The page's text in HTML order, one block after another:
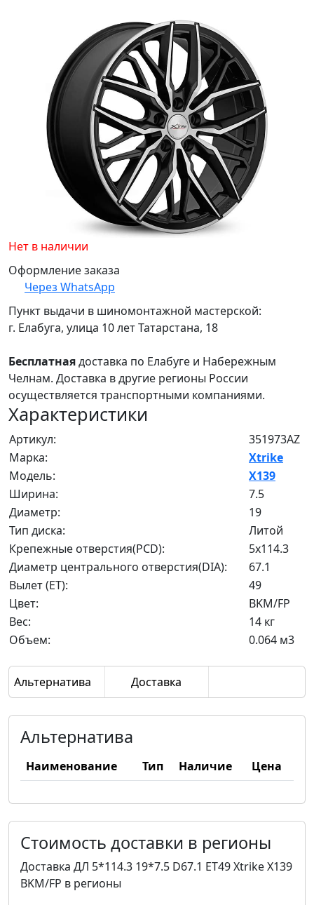
Нет в наличии
Оформление заказа
Через WhatsApp
Пункт выдачи в шиномонтажной мастерской:
г. Елабуга, улица 10 лет Татарстана, 18
Бесплатнаядоставка по Елабуге и Набережным
Челнам. Доставка в другие регионы России
осуществляется транспортными компаниями.
Характеристики
Артикул:
351973AZ
Марка:
Xtrike
Модель:
X139
Ширина:
7.5
Диаметр:
19
Тип диска:
Литой
Крепежные отверстия(PCD):
5x114.3
Диаметр центрального отверстия(DIA):
67.1
Вылет (ET):
49
Цвет:
BKM/FP
Вес:
14 кг
Объем:
0.064 м3
Альтернатива Доставка
Альтернатива
Наименование Тип Наличие Цена
Стоимость доставки в регионы
Доставка ДЛ 5*114.3 19*7.5 D67.1 ET49 Xtrike X139
BKM/FP в регионы